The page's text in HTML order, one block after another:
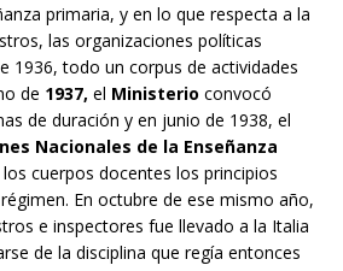
primaria, y en lo que respecta a la
las organizaciones políticas
1936, todo un corpus de actividades
de 1937, el Ministerio convocó
de duración y en junio de 1938, el
Nacionales de la Enseñanza
cuerpos docentes los principios
En octubre de ese mismo año,
e inspectores fue llevado a la Italia
de la disciplina que regía entonces